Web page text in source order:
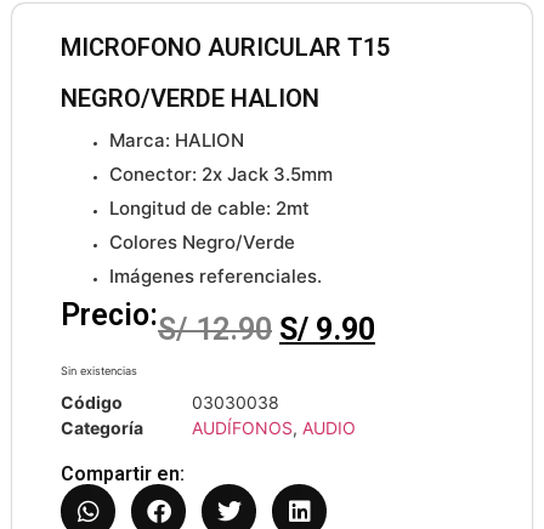
MICROFONO AURICULAR T15
NEGRO/VERDE HALION
Marca: HALION
Conector: 2x Jack 3.5mm
Longitud de cable: 2mt
Colores Negro/Verde
Imágenes referenciales.
Precio:S/12.90 S/ 9.90
Sin existencias
Código
03030038
Categoría
AUDÍFONOS, AUDIO
Compartir en: